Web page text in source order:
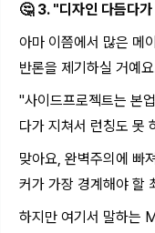
🤔 3. "디자인 다듬다
아마 이쯤에서 많은 메
반론을 제기하실 거예
"사이드프로젝트는 본
다가 지쳐서 런칭도 못
맞아요, 완벽주의에 빠
커가 가장 경계해야 할
하지만 여기서 말하는